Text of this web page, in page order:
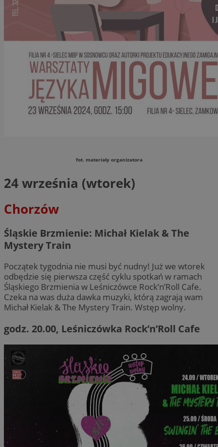
fot. materiały organizatora
24 września (wtorek)
Chorzów
Śląskie Brzmienie: Michał Kielak & The
Mystery Train
Początek tygodnia nie musi być nudny! Już we wtorek
odbędzie się pierwsza część cyklu spotkań w ramach
Śląskiego Brzmienia w Leśniczówce Rock’n’Roll Cafe.
Czeka na was duża dawka muzyki, którą zagrają wam
Michał Kielak & The Mystery Train. Wstęp wolny.
godz. 20.00, Leśniczówka Rock’n’Roll Cafe